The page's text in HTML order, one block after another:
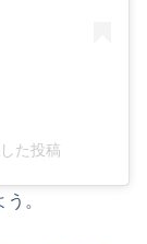
た投稿
。